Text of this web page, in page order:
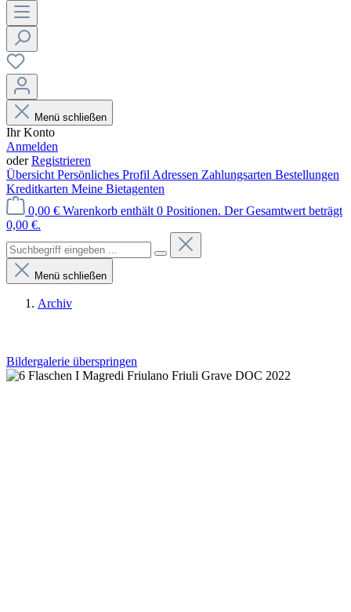
Menü schließen
Ihr Konto
Anmelden
oderRegistrieren
Übersicht Persönliches Profil Adressen Zahlungsarten Bestellungen
Kreditkarten Meine Bietagenten
0,00 € Warenkorb enthält 0 Positionen. Der Gesamtwert beträgt
0,00 €.
Menü schließen
Archiv
Bildergalerie überspringen